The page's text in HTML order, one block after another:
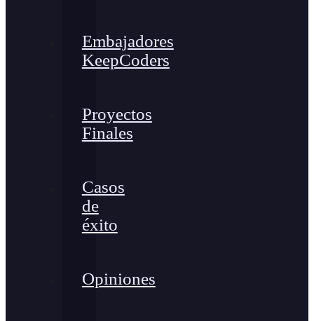
Embajadores
KeepCoders
Proyectos
Finales
Casos
de
éxito
Opiniones